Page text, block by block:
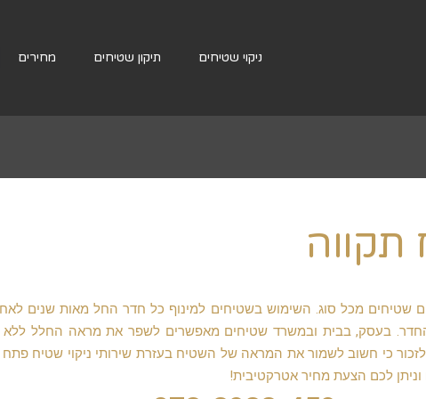
ניקוי שטיחים תיקון שטיחים מחירים
תקווה
שטיחים מכל סוג. השימוש בשטיחים למינוף כל חדר החל מאות שנים
בעסק, בבית ובמשרד שטיחים מאפשרים לשפר את מראה החלל
לזכור כי חשוב לשמור את המראה של השטיח בעזרת שירותי ניקוי שטיח פתח
לכם הצעת מחיר אטרקטיבית!